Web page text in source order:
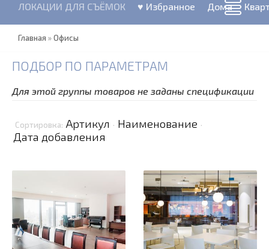
ЛОКАЦИИ ДЛЯ СЪЁМОК ♥ Избранное Дома
Главная »Офисы
ПОДБОР ПО ПАРАМЕТРАМ
Для этой группы товаров не заданы спецификации
Сортировка: Артикул · Наименование ·
Дата добавления